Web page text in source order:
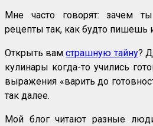
Мне часто говорят: зачем
рецепты так, как будто пишешь
Открыть вамстрашную тайну?
кулинары когда-то учились
выражения «варить до
так далее.
Мой блог читают разные